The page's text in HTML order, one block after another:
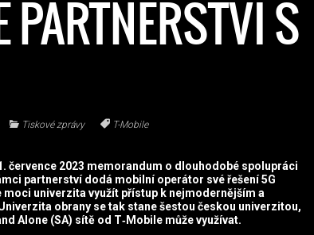
PARTNERSTVÍ S
Tiskové zprávy T-Mobile
července 2023 memorandum o dlouhodobé spolupráci
partnerství dodá mobilní operátor své řešení 5G
moci univerzita využít přístup k nejmodernějším a
obrany se tak stane šestou českou univerzitou,
Alone (SA) sítě od T‑Mobile může využívat.